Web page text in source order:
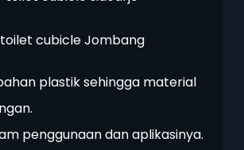
plastik sehingga material
penggunaan dan aplikasinya.